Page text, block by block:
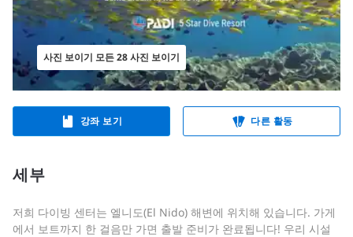
사진 보이기 모든 28 사진 보이기
강좌 보기 다른 활동
세부
저희 다이빙 센터는 엘니도(El Nido) 해변에 위치해 있습니다. 가게
에서 보트까지 한 걸음만 가면 출발 준비가 완료됩니다! 우리 시설